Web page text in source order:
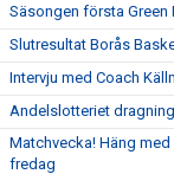
Säsongen första Green
Slutresultat Borås
Intervju med Coach
Andelslotteriet
Matchvecka! Häng
fredag